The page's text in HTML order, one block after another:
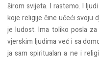
širom svijeta. I rastemo. I
koje religije čine učeći svoju
je ludost. Ima toliko posla
vjerskim ljudima već i sa
ja sam spiritualan a ne i